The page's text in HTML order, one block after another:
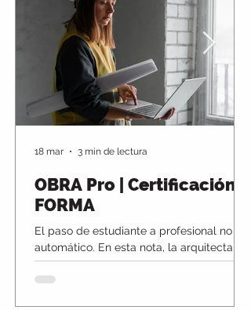
OBRA Pro | Certificación
FORMA
El paso de estudiante a profesional no es
automático. En esta nota, la arquitecta
Pilar Lucena aborda uno de los desafíos
clave en arquitectura: transformar el
18 mar 3 min de lectura